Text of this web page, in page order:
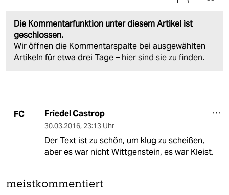
Die Kommentarfunktion unter diesem Artikel ist
geschlossen.
Wir öffnen die Kommentarspalte bei ausgewählten
Artikeln für etwa drei Tage – hier sind sie zu finden.
FC Friedel Castrop
30.03.2016, 23:13 Uhr
Der Text ist zu schön, um klug zu scheißen,
aber es war nicht Wittgenstein, es war Kleist.
meistkommentiert